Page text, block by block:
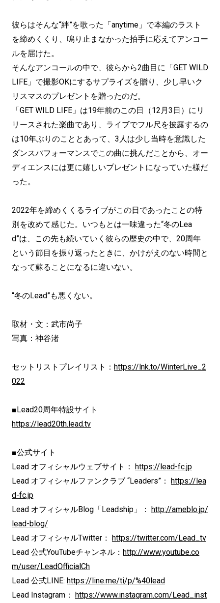
彼らはそんな“絆”を歌った「anytime」で本編のラスト
を締めくくり、鳴り止まなかった拍手に応えてアンコー
ルを届けた。
そんなアンコールの中で、彼らから2曲目に「GET WILD
LIFE」で撮影OKにするサプライズを贈り、少し早いク
リスマスのプレゼントを贈ったのだ。
「GET WILD LIFE」は19年前のこの日（12月3日）にリ
リースされた楽曲であり、ライブでフル尺を披露するの
は10年ぶりのこととあって、3人は少し当時を意識した
ダンスパフォーマンスでこの曲に挑んだことから、オー
ディエンスには更に嬉しいプレゼントになっていた様だ
った。
2022年を締めくくるライブがこの日であったことの特
別を改めて感じた。いつもとは一味違った“冬のLea
d”は、この先も続いていく彼らの歴史の中で、20周年
という節目を振り返ったときに、かけがえのない時間と
なって蘇ることになるに違いない。
“冬のLead”も悪くない。
取材・文：武市尚子
写真：神谷渚
セットリストプレイリスト： https://lnk.to/WinterLive_2
022
■Lead20周年特設サイト
https://lead20th.lead.tv
■公式サイト
Lead オフィシャルウェブサイト：
https://lead-fc.jp
Lead オフィシャルファンクラブ “Leaders”：
https://lea
d-fc.jp
Lead オフィシャルBlog「Leadship」：
http://ameblo.jp/
lead-blog/
Lead オフィシャルTwitter：
https://twitter.com/Lead_tv
Lead 公式YouTubeチャンネル： http://www.youtube.co
m/user/LeadOfficialCh
Lead 公式LINE: https://line.me/ti/p/%40lead
Lead Instagram：
https://www.instagram.com/Lead_inst